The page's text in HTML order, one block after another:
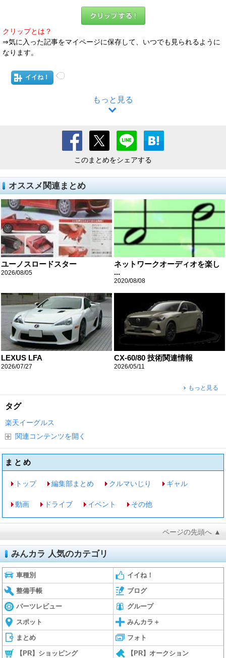
クリップとは？
⇒気に入った記事をマイページに保存して、いつでも見られるように
なります。
イイね！
もっと見る
このまとめをシェアする
オススメ関連まとめ
ユーノスロードスター
2026/08/05
ネットワークオーディオを楽し
...
2020/08/08
LEXUS LFA
2026/07/27
CX-60/80 技術関連情報
2026/05/11
もっと見る
タグ
楽天イーグルス
関連コンテンツを開く
まとめ
トップ 編集部まとめ クルマいじり ギャル
動画 ドライブ イベント その他
ページの先頭へ ▲
みんカラ 人気のカテゴリ
車種別 イイね！
整備手帳 ブログ
パーツレビュー グループ
スポット みんカラ＋
まとめ フォト
【PR】ショッピング 【PR】オークション